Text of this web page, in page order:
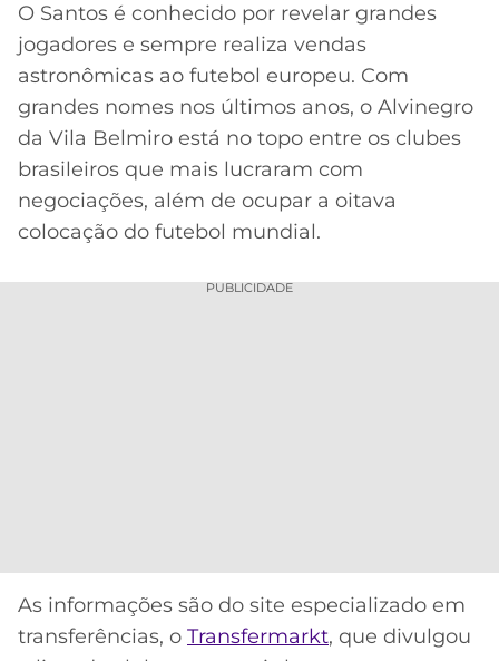
DE
INDICAÇÃO
BET365
CÓDIGO
BETANO
MELHORES
APPS
SÃO
PAULO
SANTOS
FLAMENGO
ATLÉTICO
MG
LIBERTADORES
COPA
DO
BRASIL
PREMIER
LEAGUE
COPA
DA
BOLA
PALPITES
O Santos é conhecido por revelar grandes
jogadores e sempre realiza vendas
astronômicas ao futebol europeu. Com
grandes nomes nos últimos anos, o Alvinegro
da Vila Belmiro está no topo entre os clubes
brasileiros que mais lucraram com
negociações, além de ocupar a oitava
colocação do futebol mundial.
PUBLICIDADE
As informações são do site especializado em
transferências, o Transfermarkt, que divulgou